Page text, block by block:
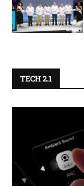
TECH 2.1